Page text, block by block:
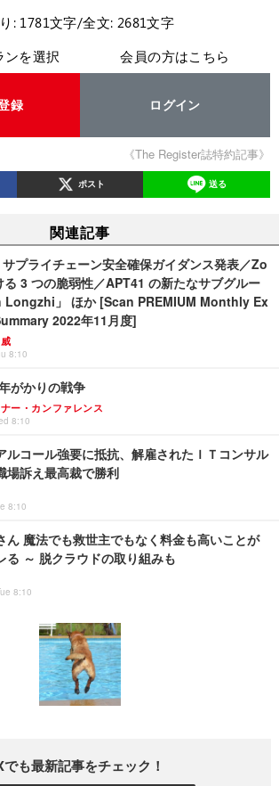
: 1781文字/全文: 2681文字
ンを選択
録
会員の方はこちら
ログイン
《The Register誌特約記事》
ポスト 送る
関連記事
プライチェーン安全確保ガイダンス発表／Zo
3 つの脆弱性／APT41 の新たなサブグルー
Longzhi」 ほか [Scan PREMIUM Monthly Ex
2022年11月度]
8:10
がかりの戦争
ー・カンファレンス
8:10
ルコール強要に抵抗、解雇されたＩＴコンサル
場訴え最高裁で勝利
8:10
ん 魔法でも救世主でもなく料金も高いことが
る ～ 脱クラウドの取り組みも
8:10
でも最新記事をチェック！